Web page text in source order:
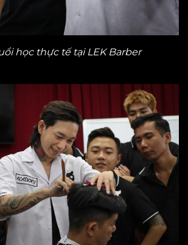
học thực tế tại LEK Barber